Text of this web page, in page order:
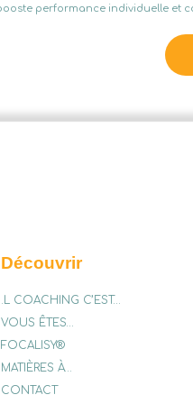
Découvrir
.L COACHING C’EST…
VOUS ÊTES…
FOCALISY®
MATIÈRES À…
CONTACT